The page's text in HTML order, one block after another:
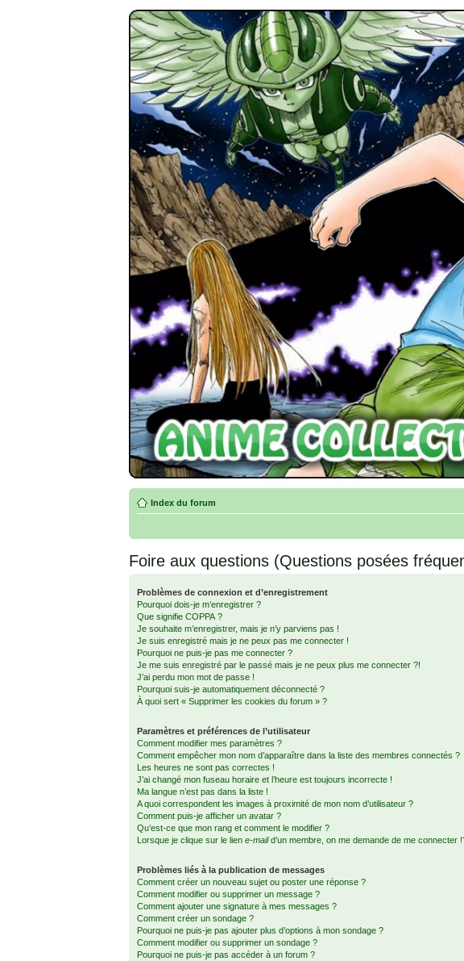
Index du forum
Foire aux questions (Questions posées
Problèmes de connexion et d’enregistrement
Pourquoi dois-je m’enregistrer ?
Que signifie COPPA ?
Je souhaite m’enregistrer, mais je n’y parviens pas !
Je suis enregistré mais je ne peux pas me connecter !
Pourquoi ne puis-je pas me connecter ?
Je me suis enregistré par le passé mais je ne peux plus me connecter ?!
J’ai perdu mon mot de passe !
Pourquoi suis-je automatiquement déconnecté ?
À quoi sert « Supprimer les cookies du forum » ?
Paramètres et préférences de l’utilisateur
Comment modifier mes paramètres ?
Comment empêcher mon nom d’apparaître dans la liste des membres connectés ?
Les heures ne sont pas correctes !
J’ai changé mon fuseau horaire et l’heure est toujours incorrecte !
Ma langue n’est pas dans la liste !
A quoi correspondent les images à proximité de mon nom d’utilisateur ?
Comment puis-je afficher un avatar ?
Qu’est-ce que mon rang et comment le modifier ?
Lorsque je clique sur le lien e-maild’un membre, on me demande de me connecter
Problèmes liés à la publication de messages
Comment créer un nouveau sujet ou poster une réponse ?
Comment modifier ou supprimer un message ?
Comment ajouter une signature à mes messages ?
Comment créer un sondage ?
Pourquoi ne puis-je pas ajouter plus d’options à mon sondage ?
Comment modifier ou supprimer un sondage ?
Pourquoi ne puis-je pas accéder à un forum ?